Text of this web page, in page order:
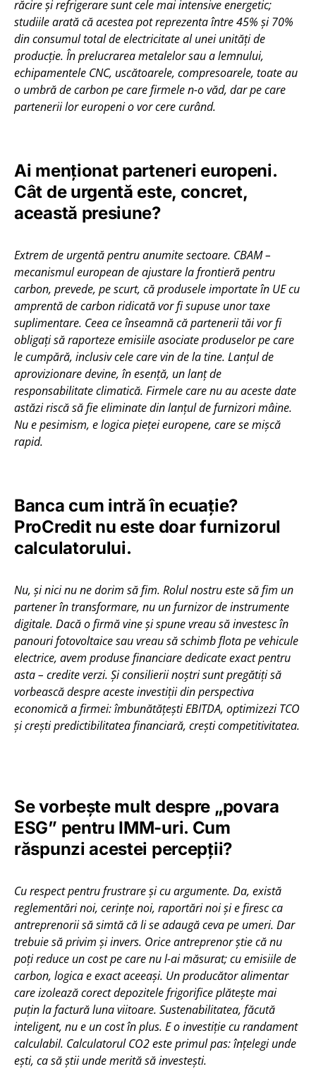
răcire și refrigerare sunt cele mai intensive energetic;
studiile arată că acestea pot reprezenta între 45% și 70%
din consumul total de electricitate al unei unități de
producție. În prelucrarea metalelor sau a lemnului,
echipamentele CNC, uscătoarele, compresoarele, toate au
o umbră de carbon pe care firmele n-o văd, dar pe care
partenerii lor europeni o vor cere curând.
Ai menționat parteneri europeni.
Cât de urgentă este, concret,
această presiune?
Extrem de urgentă pentru anumite sectoare. CBAM –
mecanismul european de ajustare la frontieră pentru
carbon, prevede, pe scurt, că produsele importate în UE cu
amprentă de carbon ridicată vor fi supuse unor taxe
suplimentare. Ceea ce înseamnă că partenerii tăi vor fi
obligați să raporteze emisiile asociate produselor pe care
le cumpără, inclusiv cele care vin de la tine. Lanțul de
aprovizionare devine, în esență, un lanț de
responsabilitate climatică. Firmele care nu au aceste date
astăzi riscă să fie eliminate din lanțul de furnizori mâine.
Nu e pesimism, e logica pieței europene, care se mișcă
rapid.
Banca cum intră în ecuație?
ProCredit nu este doar furnizorul
calculatorului.
Nu, și nici nu ne dorim să fim. Rolul nostru este să fim un
partener în transformare, nu un furnizor de instrumente
digitale. Dacă o firmă vine și spune vreau să investesc în
panouri fotovoltaice sau vreau să schimb flota pe vehicule
electrice, avem produse financiare dedicate exact pentru
asta – credite verzi. Și consilierii noștri sunt pregătiți să
vorbească despre aceste investiții din perspectiva
economică a firmei: îmbunătățești EBITDA, optimizezi TCO
și crești predictibilitatea financiară, crești competitivitatea.
Se vorbește mult despre „povara
ESG” pentru IMM-uri. Cum
răspunzi acestei percepții?
Cu respect pentru frustrare și cu argumente. Da, există
reglementări noi, cerințe noi, raportări noi și e firesc ca
antreprenorii să simtă că li se adaugă ceva pe umeri. Dar
trebuie să privim și invers. Orice antreprenor știe că nu
poți reduce un cost pe care nu l-ai măsurat; cu emisiile de
carbon, logica e exact aceeași. Un producător alimentar
care izolează corect depozitele frigorifice plătește mai
puțin la factură luna viitoare. Sustenabilitatea, făcută
inteligent, nu e un cost în plus. E o investiție cu randament
calculabil. Calculatorul CO2 este primul pas: înțelegi unde
ești, ca să știi unde merită să investești.